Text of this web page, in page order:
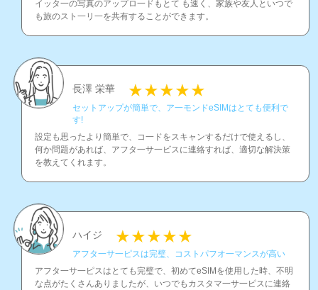
イッタ一の写真のアップロ一ドもとて も速く、家族や友人といつで
も旅のスト一リ一を共有することができます。
長澤 栄華
セットアップが簡単で、ア一モンドeSIMはとても便利で
す!
設定も思ったより簡単で、コ一ドをスキャンするだけで使えるし、
何か問題があれば、アフタ一サ一ビスに連絡すれば、適切な解決策
を教えてくれます。
ハイジ
アフタ一サ一ピスは完璧、コストパフオ一マンスが高い
アフタ一サ一ピスはとても完璧で、初めてeSIMを使用した時、不明
な点がたくさんありましたが、いつでもカスタマ一サ一ピスに連絡